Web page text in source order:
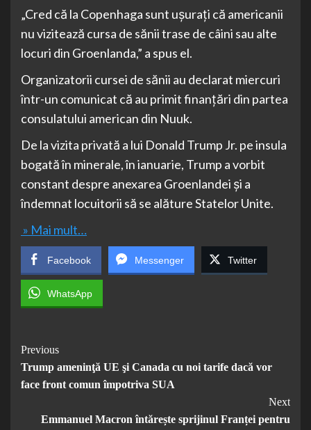
„Cred că la Copenhaga sunt ușurați că americanii
nu vizitează cursa de sănii trase de câini sau alte
locuri din Groenlanda,” a spus el.
Organizatorii cursei de sănii au declarat miercuri
într-un comunicat că au primit finanțări din partea
consulatului american din Nuuk.
De la vizita privată a lui Donald Trump Jr. pe insula
bogată în minerale, în ianuarie, Trump a vorbit
constant despre anexarea Groenlandei și a
îndemnat locuitorii să se alăture Statelor Unite.
» Mai mult…
Facebook Messenger Twitter
WhatsApp
Post
Navigation
Previous
Trump ameninţă UE şi Canada cu noi tarife dacă vor
face front comun împotriva SUA
Next
Emmanuel Macron întărește sprijinul Franței pentru